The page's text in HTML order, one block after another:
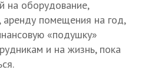
на оборудование,
помещения на год,
«подушку»
и на жизнь, пока